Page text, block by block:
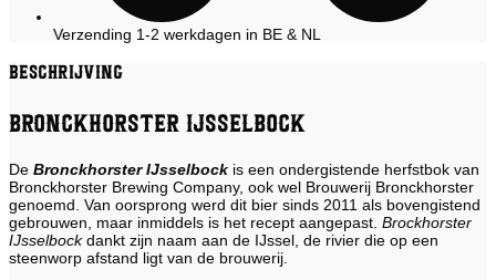
Verzending 1-2 werkdagen in BE & NL
Beschrijving
Bronckhorster IJsselbock
De Bronckhorster IJsselbock is een ondergistende herfstbok van
Bronckhorster Brewing Company, ook wel Brouwerij Bronckhorster
genoemd. Van oorsprong werd dit bier sinds 2011 als bovengistend
gebrouwen, maar inmiddels is het recept aangepast. Brockhorster
IJsselbockdankt zijn naam aan de IJssel, de rivier die op een
steenworp afstand ligt van de brouwerij.